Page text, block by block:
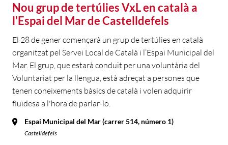
Nou grup de tertúlies VxL en català a
l'Espai del Mar de Castelldefels
El 28 de gener començarà un grup de tertúlies en català
organitzat pel Servei Local de Català i l’Espai Municipal del
Mar. El grup, que estarà conduït per una voluntària del
Voluntariat per la llengua, està adreçat a persones que
tenen coneixements bàsics de català i volen adquirir
fluïdesa a l'hora de parlar-lo.
Espai Municipal del Mar (carrer 514, número 1)
Castelldefels